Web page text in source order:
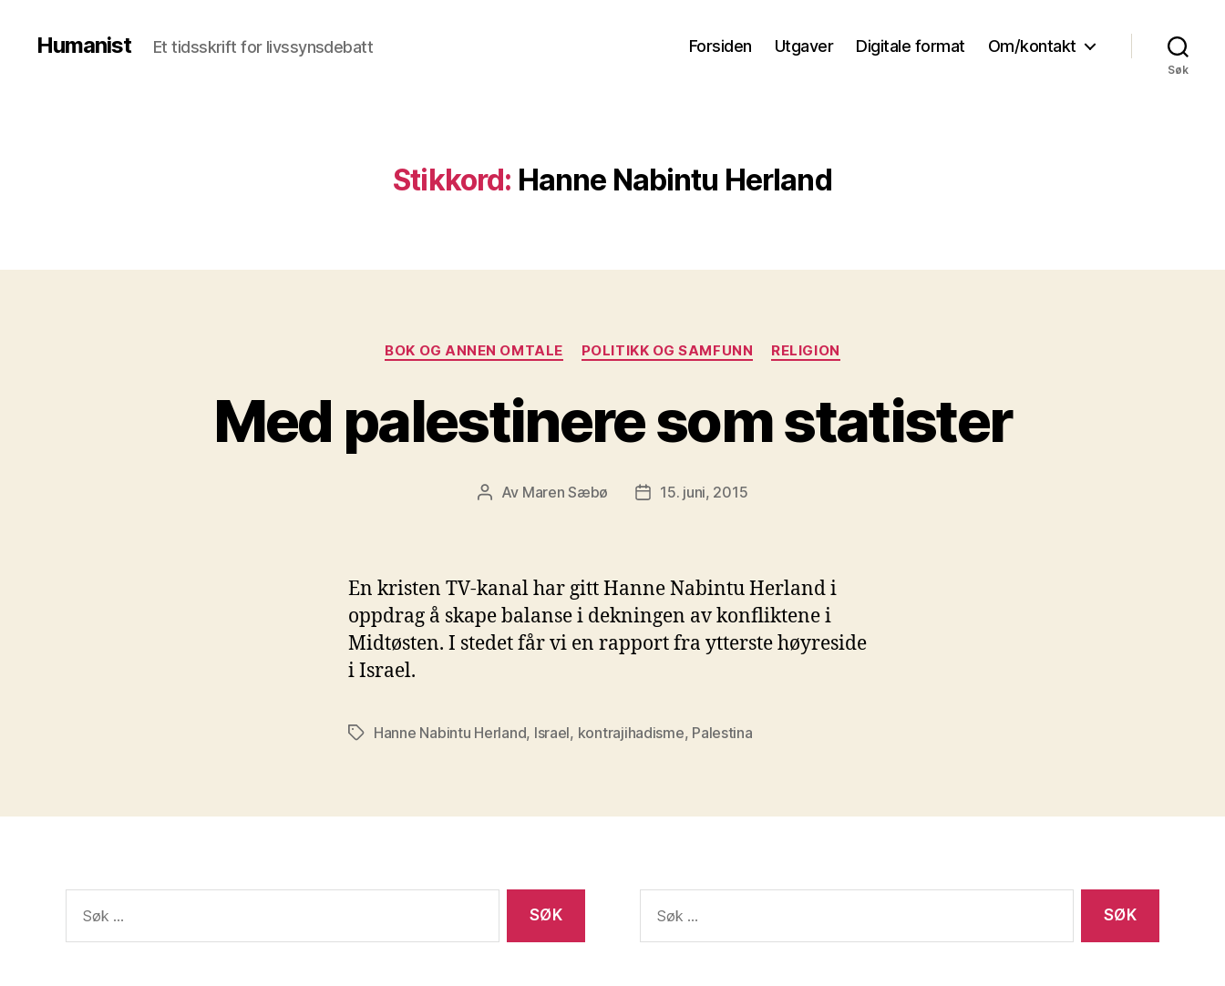
Humanist Et tidsskrift for livssynsdebatt Forsiden Utgaver Digitale format Om/kontakt
Søk
Stikkord: Hanne Nabintu Herland
Kategorier
BOK OG ANNEN OMTALE POLITIKK OG SAMFUNN RELIGION
Med palestinere som statister
Innleggsforfatter
Av Maren Sæbø Publiseringsdato
15. juni, 2015
En kristen TV-kanal har gitt Hanne Nabintu Herland i
oppdrag å skape balanse i dekningen av konfliktene i
Midtøsten. I stedet får vi en rapport fra ytterste høyreside
i Israel.
StikkordHanne Nabintu Herland, Israel, kontrajihadisme, Palestina
etter:
etter: